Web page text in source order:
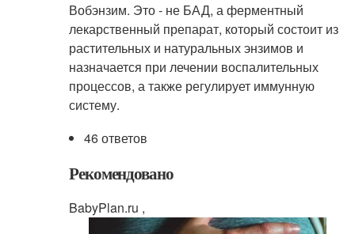
Вобэнзим. Это - не БАД, а ферментный
лекарственный препарат, который состоит из
растительных и натуральных энзимов и
назначается при лечении воспалительных
процессов, а также регулирует иммунную
систему.
46 ответов
Рекомендовано
BabyPlan.ru ,